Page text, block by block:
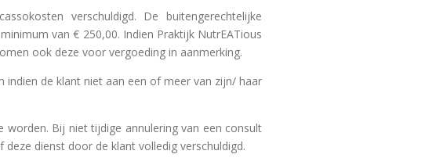
verschuldigd. De buitengerechtelijke
van € 250,00. Indien Praktijk NutrEATious
ook deze voor vergoeding in aanmerking.
indien de klant niet aan een of meer van zijn/ haar
worden. Bij niet tijdige annulering van een consult
dienst door de klant volledig verschuldigd.